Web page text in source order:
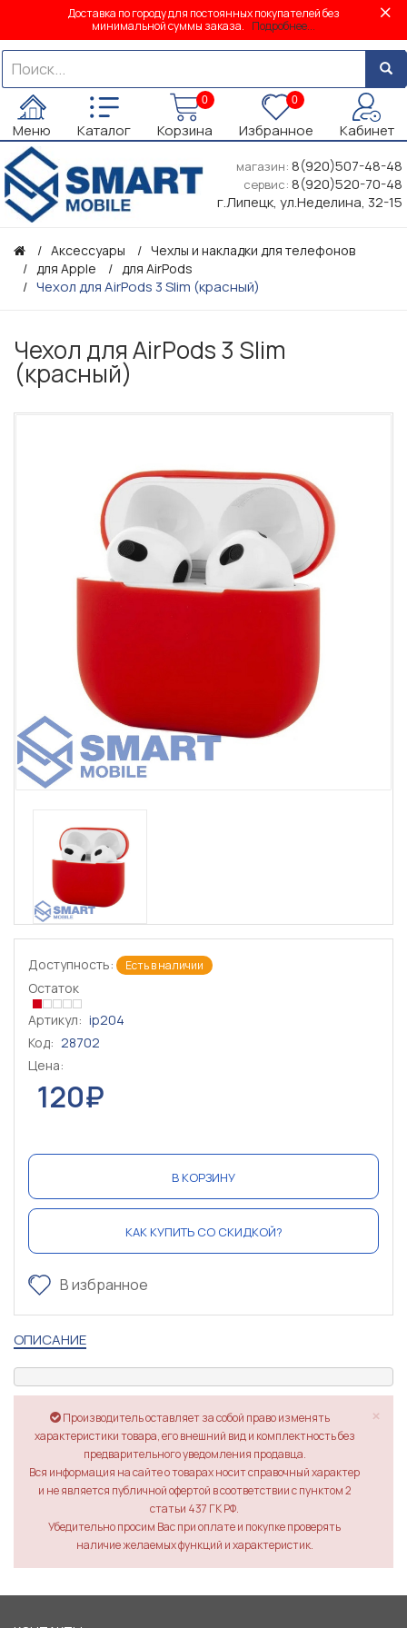
Доставка по городу для постоянных покупателей без
минимальной суммы заказа. Подробнее...
Меню Каталог
0
Корзина
0
Избранное Кабинет
магазин: 8(920)507-48-48
сервис: 8(920)520-70-48
г.Липецк, ул.Неделина, 32-15
Аксессуары
Чехлы и накладки для телефонов
для Apple
для AirPods
Чехол для AirPods 3 Slim (красный)
Чехол для AirPods 3 Slim
(красный)
Доступность: Есть в наличии
Остаток
Артикул: ip204
Код: 28702
Цена:
120₽
В КОРЗИНУ
КАК КУПИТЬ СО СКИДКОЙ?
В избранное
ОПИСАНИЕ
×
Производитель оставляет за собой право изменять
характеристики товара, его внешний вид и комплектность без
предварительного уведомления продавца.
Вся информация на сайте о товарах носит справочный характер
и не является публичной офертой в соответствии с пунктом 2
статьи 437 ГК РФ.
Убедительно просим Вас при оплате и покупке проверять
наличие желаемых функций и характеристик.